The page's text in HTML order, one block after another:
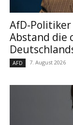
AfD-
Abstand die
AFD 7. August 2026